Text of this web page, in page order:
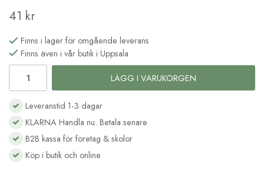
41 kr
Finns i lager för omgående leverans
Finns även i vår butik i Uppsala
LÄGG I VARUKORGEN
Leveranstid 1-3 dagar
KLARNA Handla nu. Betala senare
B2B kassa för företag & skolor
Köp i butik och online